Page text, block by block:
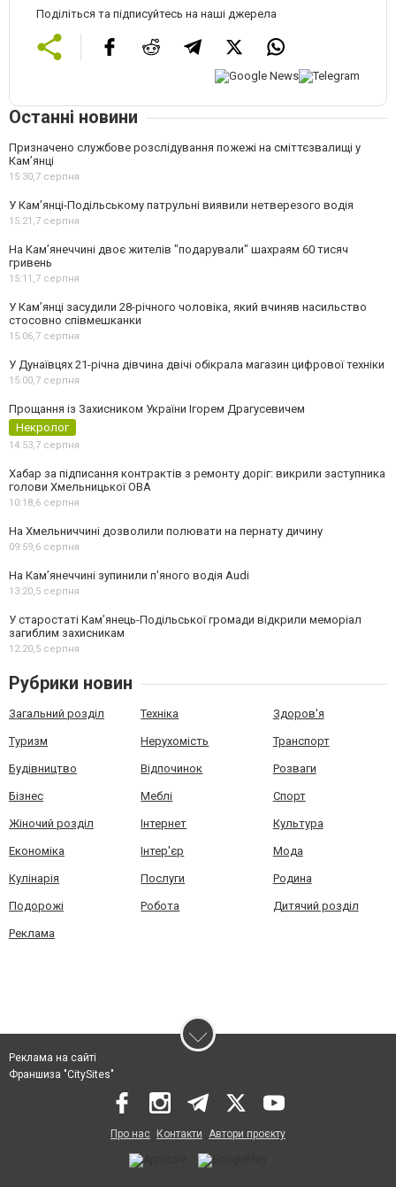
Поділіться та підписуйтесь на наші джерела
Останні новини
Призначено службове розслідування пожежі на сміттєзвалищі у
Кам’янці
15:30,7 серпня
У Кам’янці-Подільському патрульні виявили нетверезого водія
15:21,7 серпня
На Камʼянеччині двоє жителів "подарували" шахраям 60 тисяч
гривень
15:11,7 серпня
У Камʼянці засудили 28-річного чоловіка, який вчиняв насильство
стосовно співмешканки
15:06,7 серпня
У Дунаївцях 21-річна дівчина двічі обікрала магазин цифрової техніки
15:00,7 серпня
Прощання із Захисником України Ігорем Драгусевичем
Некролог
14:53,7 серпня
Хабар за підписання контрактів з ремонту доріг: викрили заступника
голови Хмельницької ОВА
10:18,6 серпня
На Хмельниччині дозволили полювати на пернату дичину
09:59,6 серпня
На Камʼянеччині зупинили п'яного водія Audi
13:20,5 серпня
У старостаті Кам’янець-Подільської громади відкрили меморіал
загиблим захисникам
12:20,5 серпня
Рубрики новин
Загальний розділ Техніка Здоров'я
Туризм Нерухомість Транспорт
Будівництво Відпочинок Розваги
Бізнес Меблі Спорт
Жіночий розділ Інтернет Культура
Економіка Інтер'єр Мода
Кулінарія Послуги Родина
Подорожі Робота Дитячий розділ
Реклама
Реклама на сайті
Франшиза "CitySites"
Про нас Контакти Автори проєкту